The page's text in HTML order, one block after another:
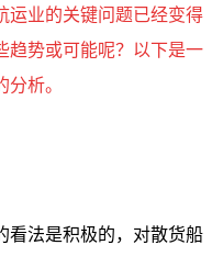
运业的关键问题已经变得
趋势或可能呢？以下是一
析。
看法是积极的，对散货船